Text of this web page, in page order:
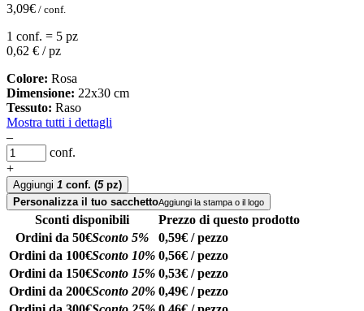
3,09€ / conf.
1 conf. = 5 pz
0,62 € / pz
Colore: Rosa
Dimensione: 22x30 cm
Tessuto: Raso
Mostra tutti i dettagli
–
conf.
+
Aggiungi 1 conf. (5pz)
Personalizza il tuo sacchettoAggiungi la stampa o il logo
Sconti disponibili
Prezzo di questo prodotto
Ordini da 50€Sconto 5%
0,59€ / pezzo
Ordini da 100€Sconto 10% 0,56€ / pezzo
Ordini da 150€Sconto 15% 0,53€ / pezzo
Ordini da 200€Sconto 20% 0,49€ / pezzo